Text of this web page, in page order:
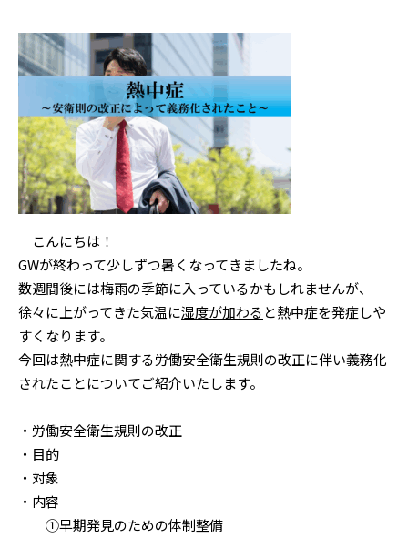
こんにちは！
GWが終わって少しずつ暑くなってきましたね。
数週間後には梅雨の季節に入っているかもしれませんが、
徐々に上がってきた気温に湿度が加わる と熱中症を発症しや
すくなります。
今回は熱中症に関する労働安全衛生規則の改正に伴い義務化
されたことについてご紹介いたします。
・労働安全衛生規則の改正
・目的
・対象
・内容
①早期発見のための体制整備